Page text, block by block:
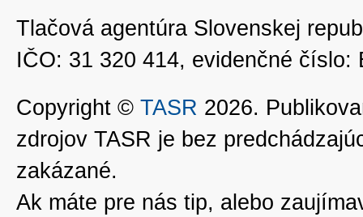
Tlačová agentúra Slovenskej
IČO: 31 320 414, evidenčné číslo:
Copyright © TASR 2026.
zdrojov TASR je bez
zakázané.
Ak máte pre nás tip, alebo